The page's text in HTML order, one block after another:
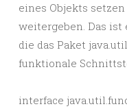
eines Objekts
weitergeben. Das
die das Paket
funktionale
interface